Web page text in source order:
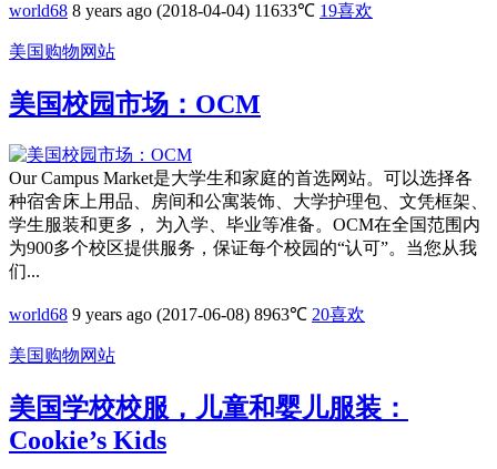
world68 8 years ago (2018-04-04) 11633℃ 19喜欢
美国购物网站
美国校园市场：OCM
Our Campus Market是大学生和家庭的首选网站。可以选择各
种宿舍床上用品、房间和公寓装饰、大学护理包、文凭框架、
学生服装和更多， 为入学、毕业等准备。OCM在全国范围内
为900多个校区提供服务，保证每个校园的“认可”。当您从我
们...
world68 9 years ago (2017-06-08) 8963℃ 20喜欢
美国购物网站
美国学校校服，儿童和婴儿服装：
Cookie’s Kids